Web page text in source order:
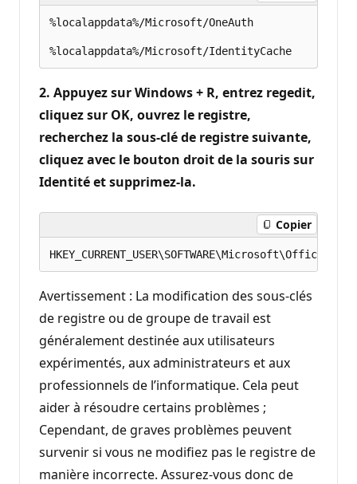
%localappdata%/Microsoft/OneAuth
2. Appuyez sur Windows + R, entrez regedit,
cliquez sur OK, ouvrez le registre,
recherchez la sous-clé de registre suivante,
cliquez avec le bouton droit de la souris sur
Identité et supprimez-la.
Copier
Avertissement : La modification des sous-clés
de registre ou de groupe de travail est
généralement destinée aux utilisateurs
expérimentés, aux administrateurs et aux
professionnels de l’informatique. Cela peut
aider à résoudre certains problèmes ;
Cependant, de graves problèmes peuvent
survenir si vous ne modifiez pas le registre de
manière incorrecte. Assurez-vous donc de